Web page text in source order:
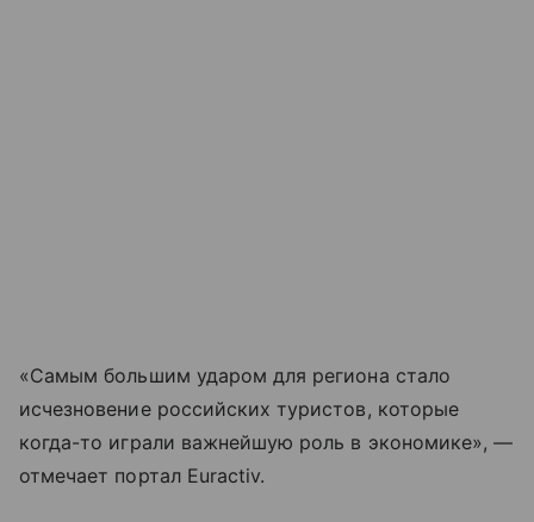
«Самым большим ударом для региона стало
исчезновение российских туристов, которые
когда-то играли важнейшую роль в экономике», —
отмечает портал Euractiv.